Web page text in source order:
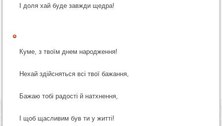
І доля хай буде завжди щедра!
Куме, з твоїм днем народження!
Нехай здійсняться всі твої бажання,
Бажаю тобі радості й натхнення,
І щоб щасливим був ти у житті!